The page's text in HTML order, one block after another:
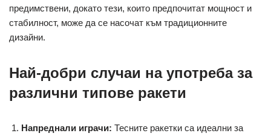
предимствени, докато тези, които предпочитат мощност и
стабилност, може да се насочат към традиционните
дизайни.
Най-добри случаи на употреба за
различни типове ракети
Напреднали играчи: Тесните ракетки са идеални за